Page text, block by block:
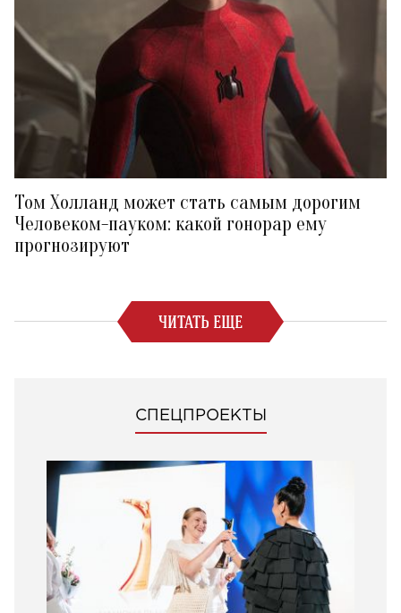
Том Холланд может стать самым дорогим
Человеком-пауком: какой гонорар ему
прогнозируют
ЧИТАТЬ ЕЩЕ
СПЕЦПРОЕКТЫ